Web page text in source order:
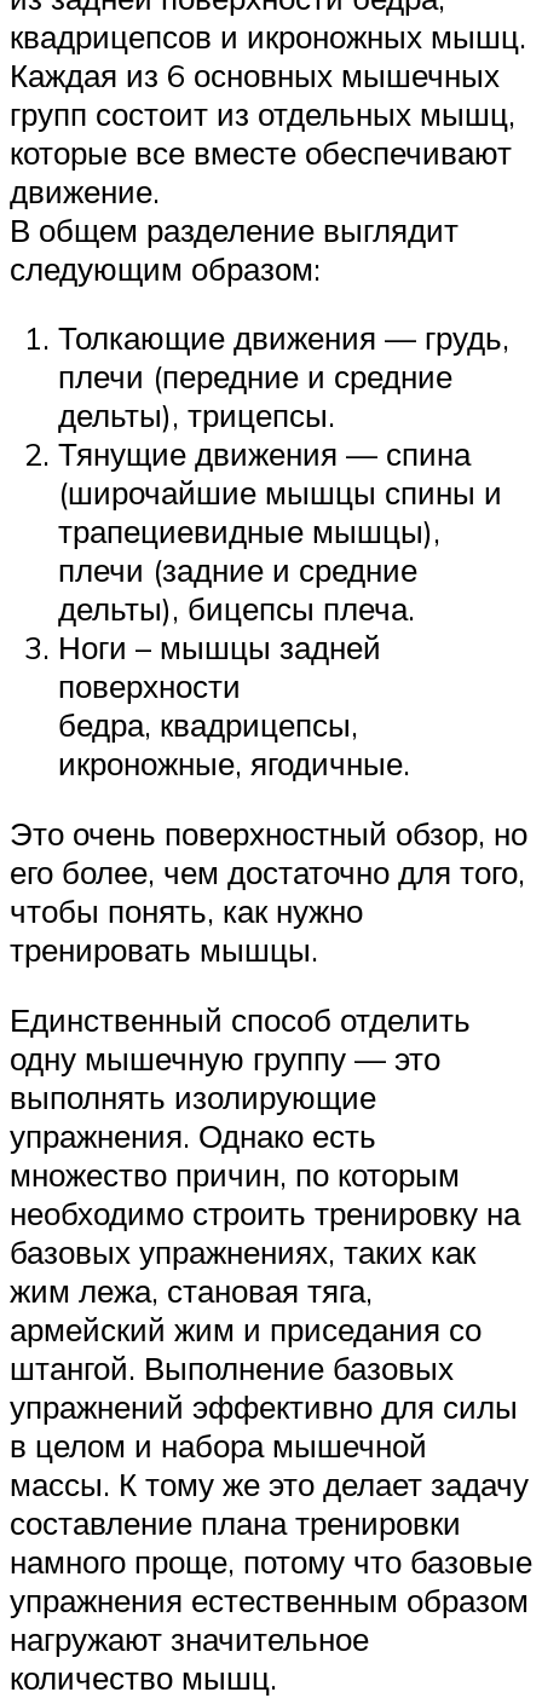
квадрицепсов и икроножных мышц.
Каждая из 6 основных мышечных
групп состоит из отдельных мышц,
которые все вместе обеспечивают
движение.
В общем разделение выглядит
следующим образом:
Толкающие движения — грудь,
плечи (передние и средние
дельты), трицепсы.
Тянущие движения — спина
(широчайшие мышцы спины и
трапециевидные мышцы),
плечи (задние и средние
дельты), бицепсы плеча.
Ноги – мышцы задней
поверхности
бедра, квадрицепсы,
икроножные, ягодичные.
Это очень поверхностный обзор, но
его более, чем достаточно для того,
чтобы понять, как нужно
тренировать мышцы.
Единственный способ отделить
одну мышечную группу — это
выполнять изолирующие
упражнения. Однако есть
множество причин, по которым
необходимо строить тренировку на
базовых упражнениях, таких как
жим лежа, становая тяга,
армейский жим и приседания со
штангой. Выполнение базовых
упражнений эффективно для силы
в целом и набора мышечной
массы. К тому же это делает задачу
составление плана тренировки
намного проще, потому что базовые
упражнения естественным образом
нагружают значительное
количество мышц.